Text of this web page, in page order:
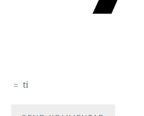
= ti